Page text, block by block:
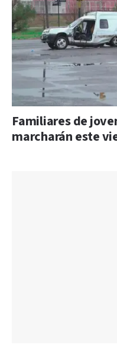
Familiares de
marcharán este